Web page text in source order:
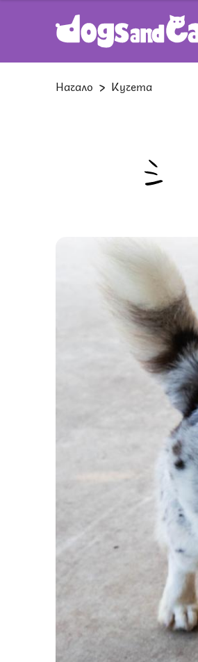
Начало Кучета